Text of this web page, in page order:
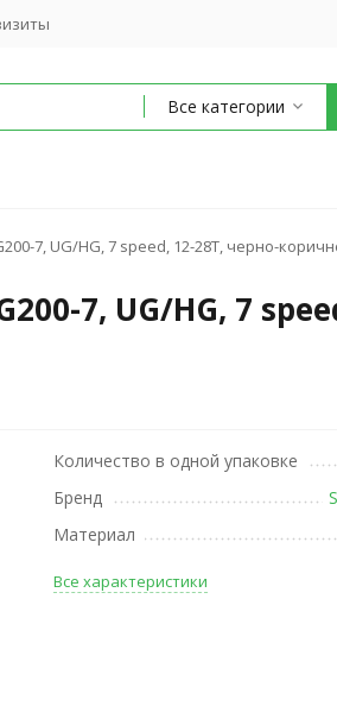
Все категории
7, UG/HG, 7 speed, 12-28T, черно-
7, UG/HG, 7
Количество в одной упаковке
Бренд
Материал
Все характеристики